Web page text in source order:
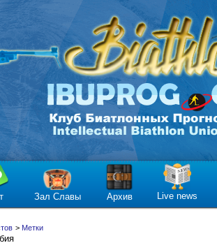
Зал Славы Архив Live news
> Метки